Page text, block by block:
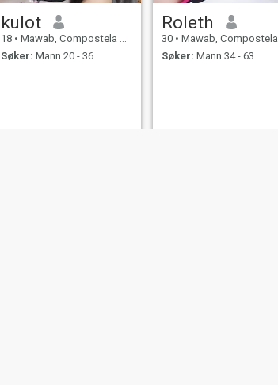
kulot
18 • Mawab, Compostela Valley, Filippinene
Søker: Mann 20 - 36
Roleth
30 • Mawab, Compostela Valley, Filippinene
Søker: Mann 34 - 63